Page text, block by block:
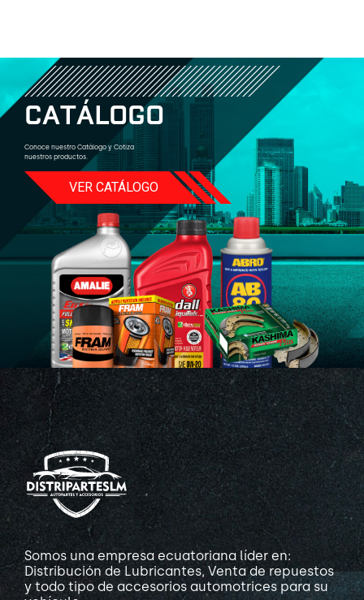
CATÁLOGO
Conoce nuestro Catálogo y Cotiza
nuestros productos.
VER CATÁLOGO
Somos una empresa ecuatoriana líder en:
Distribución de Lubricantes, Venta de repuestos
y todo tipo de accesorios automotrices para su